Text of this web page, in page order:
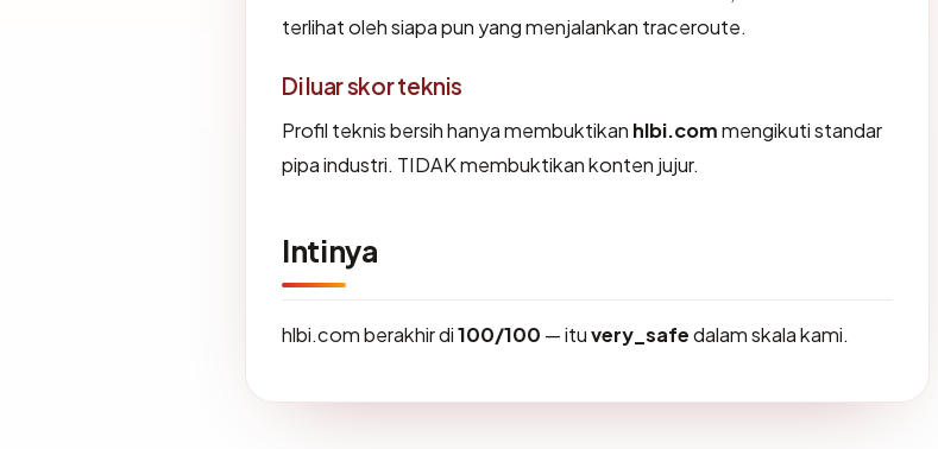
terlihat oleh siapa pun yang menjalankan traceroute.
Di luar skor teknis
Profil teknis bersih hanya membuktikan hlbi.commengikuti standar
pipa industri. TIDAK membuktikan konten jujur.
Intinya
hlbi.com berakhir di100/100 — ituvery_safedalam skala kami.